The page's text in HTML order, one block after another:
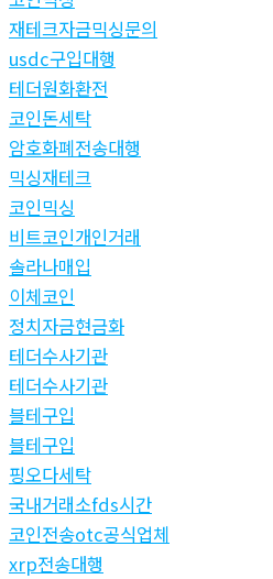
재테크자금믹싱문의
usdc구입대행
테더원화환전
코인돈세탁
암호화폐전송대행
믹싱재테크
코인믹싱
비트코인개인거래
솔라나매입
이체코인
정치자금현금화
테더수사기관
테더수사기관
블테구입
블테구입
핑오다세탁
국내거래소fds시간
코인전송otc공식업체
xrp전송대행